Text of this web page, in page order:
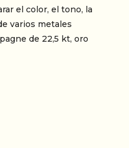
el color, el tono, la
varios metales
de 22,5 kt, oro